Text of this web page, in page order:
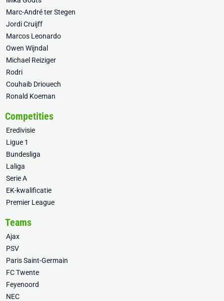
Marc-André ter Stegen
Jordi Cruijff
Marcos Leonardo
Owen Wijndal
Michael Reiziger
Rodri
Couhaib Driouech
Ronald Koeman
Competities
Eredivisie
Ligue 1
Bundesliga
Laliga
Serie A
EK-kwalificatie
Premier League
Teams
Ajax
PSV
Paris Saint-Germain
FC Twente
Feyenoord
NEC